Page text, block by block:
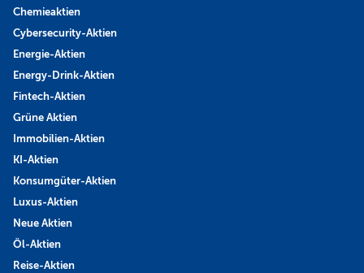
Chemieaktien
Cybersecurity-Aktien
Energie-Aktien
Energy-Drink-Aktien
Fintech-Aktien
Grüne Aktien
Immobilien-Aktien
KI-Aktien
Konsumgüter-Aktien
Luxus-Aktien
Neue Aktien
Öl-Aktien
Reise-Aktien